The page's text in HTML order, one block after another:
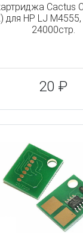
Cactus
для HP LJ
24000стр.
20 ₽